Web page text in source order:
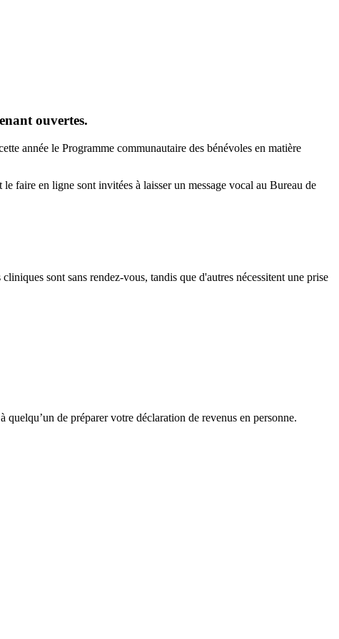
ouvertes.
année le Programme communautaire des bénévoles en matière
faire en ligne sont invitées à laisser un message vocal au Bureau de
sont sans rendez-vous, tandis que d'autres nécessitent une prise
de préparer votre déclaration de revenus en personne.